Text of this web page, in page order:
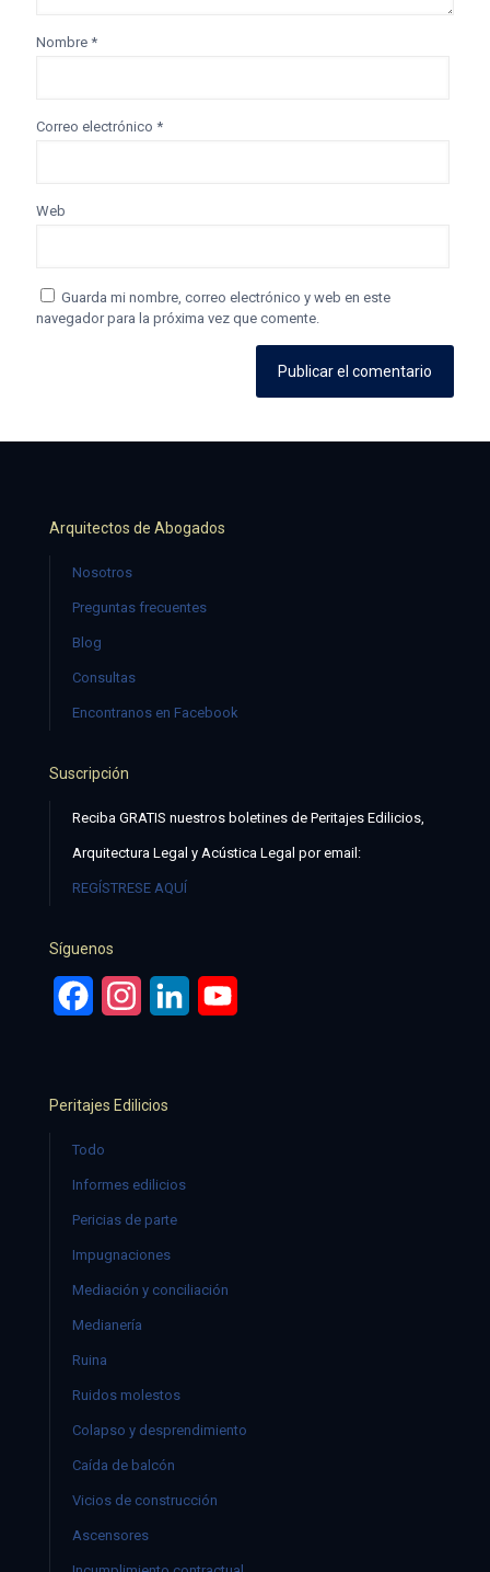
Nombre *
Correo electrónico *
Web
Guarda mi nombre, correo electrónico y web en este
navegador para la próxima vez que comente.
Arquitectos de Abogados
Nosotros
Preguntas frecuentes
Blog
Consultas
Encontranos en Facebook
Suscripción
Reciba GRATIS nuestros boletines de Peritajes Edilicios,
Arquitectura Legal y Acústica Legal por email:
REGÍSTRESE AQUÍ
Síguenos
FacebookInstagramLinkedIn
Peritajes Edilicios
Todo
Informes edilicios
Pericias de parte
Impugnaciones
Mediación y conciliación
Medianería
Ruina
Ruidos molestos
Colapso y desprendimiento
Caída de balcón
Vicios de construcción
Ascensores